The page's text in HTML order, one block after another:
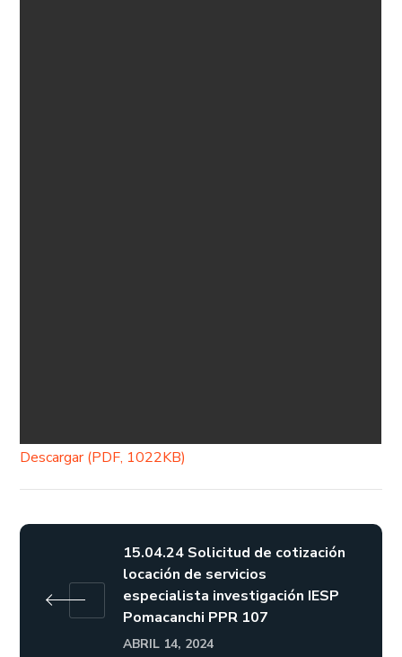
Descargar (PDF, 1022KB)
15.04.24 Solicitud de cotización
locación de servicios
especialista investigación IESP
Pomacanchi PPR 107
ABRIL 14, 2024